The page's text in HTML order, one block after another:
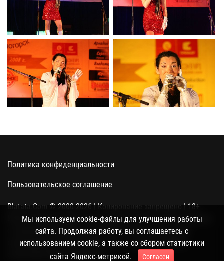
Политика конфиденциальности
Пользовательское соглашение
Blatata.Com © 2000-2026 | Копирование запрещено | 18+
Использование сайта подразумевает ваше полное согласие
с политикой конфиденциальности, пользовательским
соглашением и поддержкой куки, а также со сбором
статистики Яндекс-метрикой.
Мы используем cookie-файлы для улучшения работы
сайта. Продолжая работу, вы соглашаетесь с
использованием cookie, а также со сбором статистики
сайта Яндекс-метрикой.
Согласен